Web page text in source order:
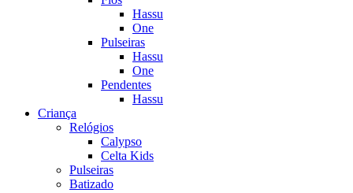
Hassu
One
Pulseiras
Hassu
One
Pendentes
Hassu
Criança
Relógios
Calypso
Celta Kids
Pulseiras
Batizado